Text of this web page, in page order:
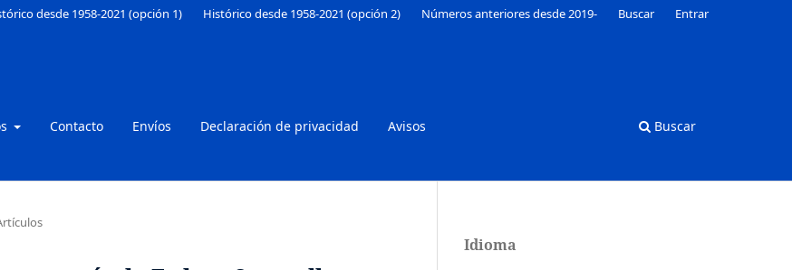
Contacto Envíos Declaración de privacidad Avisos Buscar
desde 1958-2021 (opción 1) Histórico desde 1958-2021 (opción 2) Números anteriores desde 2019- Buscar Entrar
Idioma